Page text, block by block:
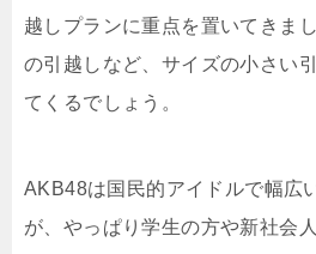
越しプランに重点を置いてきま
の引越しなど、サイズの小さい
てくるでしょう。
AKB48は国民的アイドルで幅広
が、やっぱり学生の方や新社会